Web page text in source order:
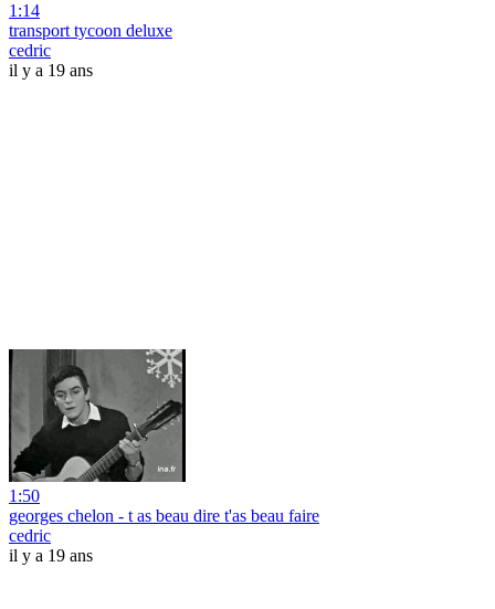
1:14
transport tycoon deluxe
cedric
il y a 19 ans
1:50
georges chelon - t as beau dire t'as beau faire
cedric
il y a 19 ans